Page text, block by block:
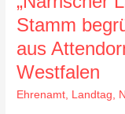
Stamm
aus
Westfalen
Ehrenamt, Landtag,